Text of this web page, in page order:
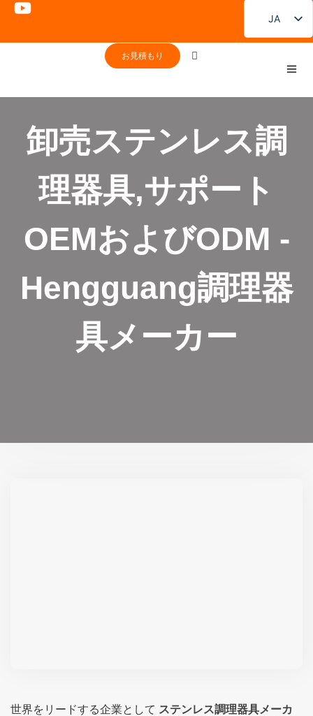
JA
EN
ES
RU
お見積もり
卸売ステンレス調
理器具,サポート
OEMおよびODM -
Hengguang調理器
具メーカー
世界をリードする企業として ステンレス調理器具メーカ